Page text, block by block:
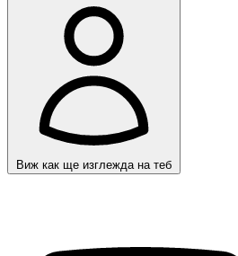
Виж как ще изглежда на теб